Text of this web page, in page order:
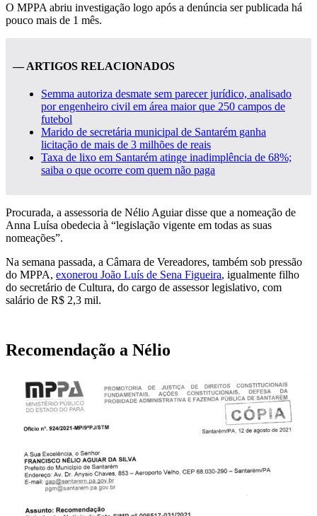
O MPPA abriu investigação logo após a denúncia ser publicada há
pouco mais de 1 mês.
— ARTIGOS RELACIONADOS
Semma autoriza desmate sem parecer jurídico, analisado
por engenheiro civil em área maior que 250 campos de
futebol
Marido de secretária municipal de Santarém ganha
licitação de mais de 3 milhões de reais
Taxa de lixo em Santarém atinge inadimplência de 68%;
saiba o que ocorre com quem não paga
Procurada, a assessoria de Nélio Aguiar disse que a nomeação de
Anna Luísa obedecia à “legislação vigente em todas as suas
nomeações”.
Na semana passada, a Câmara de Vereadores, também sob pressão
do MPPA, exonerou João Luís de Sena Figueira, igualmente filho
do secretário de Cultura, do cargo de assessor legislativo, com
salário de R$ 2,3 mil.
Recomendação a Nélio